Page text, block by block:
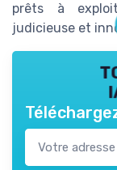
prêts à
judicieuse et